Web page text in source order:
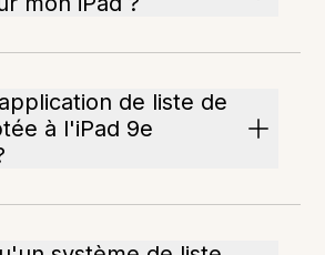
de liste de
à l'iPad 9e